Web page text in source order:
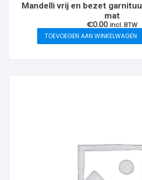
Mandelli vrij en bezet
mat
€0.00 incl. BTW
TOEVOEGEN AAN WINKELWAGEN